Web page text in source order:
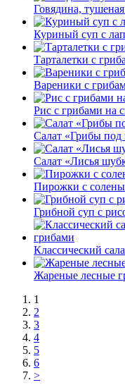
Говядина,
Куриный суп с
Тарталетки с
Вареники с
Рис с грибами на
Салат «Грибы
Салат «Лисья
Пирожки с
Грибной суп с
Классический
Жареные лесные
1
2
3
4
5
6
>